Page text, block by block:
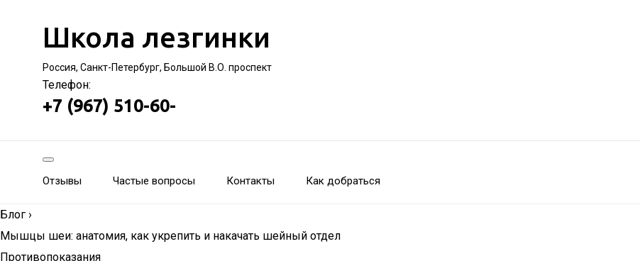
Школа лезгинки
Россия, Санкт-Петербург, Большой В.О. проспект
Телефон:
+7 (967) 510-60-
Отзывы Частые вопросы Контакты Как добраться
Блог ›
Мышцы шеи: анатомия, как укрепить и накачать шейный отдел
Противопоказания